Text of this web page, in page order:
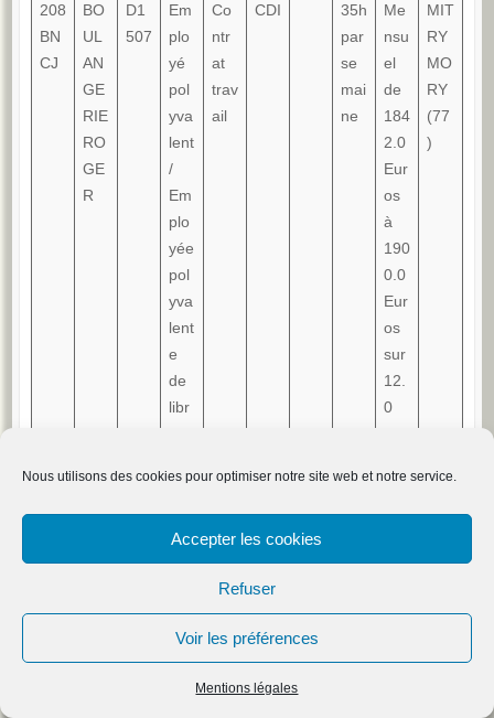
Nous utilisons des cookies pour optimiser notre site web et notre service.
Accepter les cookies
Refuser
Voir les préférences
Mentions légales
208
BN
CJ
BO
UL
AN
GE
RIE
RO
GE
R
D1
507
Em
plo
yé
pol
yva
lent
/
Em
plo
yée
pol
yva
lent
e
de
libr
vic
e
Co
ntr
at
trav
ail
CDI
35h
par
se
mai
ne
Me
nsu
el
de
184
2.0
Eur
os
à
190
0.0
Eur
os
sur
12.
0
MIT
RY
MO
RY
(77
)
HE
Em
plo
ntr
trav
ail
ne
191
D